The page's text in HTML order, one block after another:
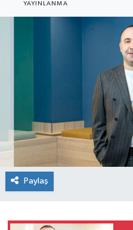
YAYINLANMA
Paylaş